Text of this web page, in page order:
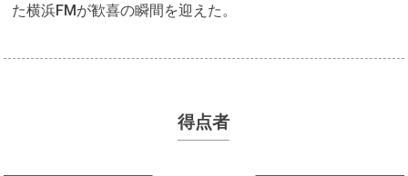
た横浜FMが歓喜の瞬間を迎えた。
得点者